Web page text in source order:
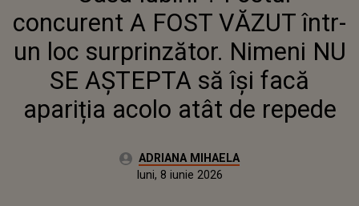
FACĂ APARIȚIA ACOLO ATÂT DE
REPEDE
concurent A FOST VĂZUT într-
un loc surprinzător. Nimeni NU
SE AȘTEPTA să își facă
apariția acolo atât de repede
Autor:ADRIANA MIHAELA
Actualizat:
luni, 8 iunie 2026